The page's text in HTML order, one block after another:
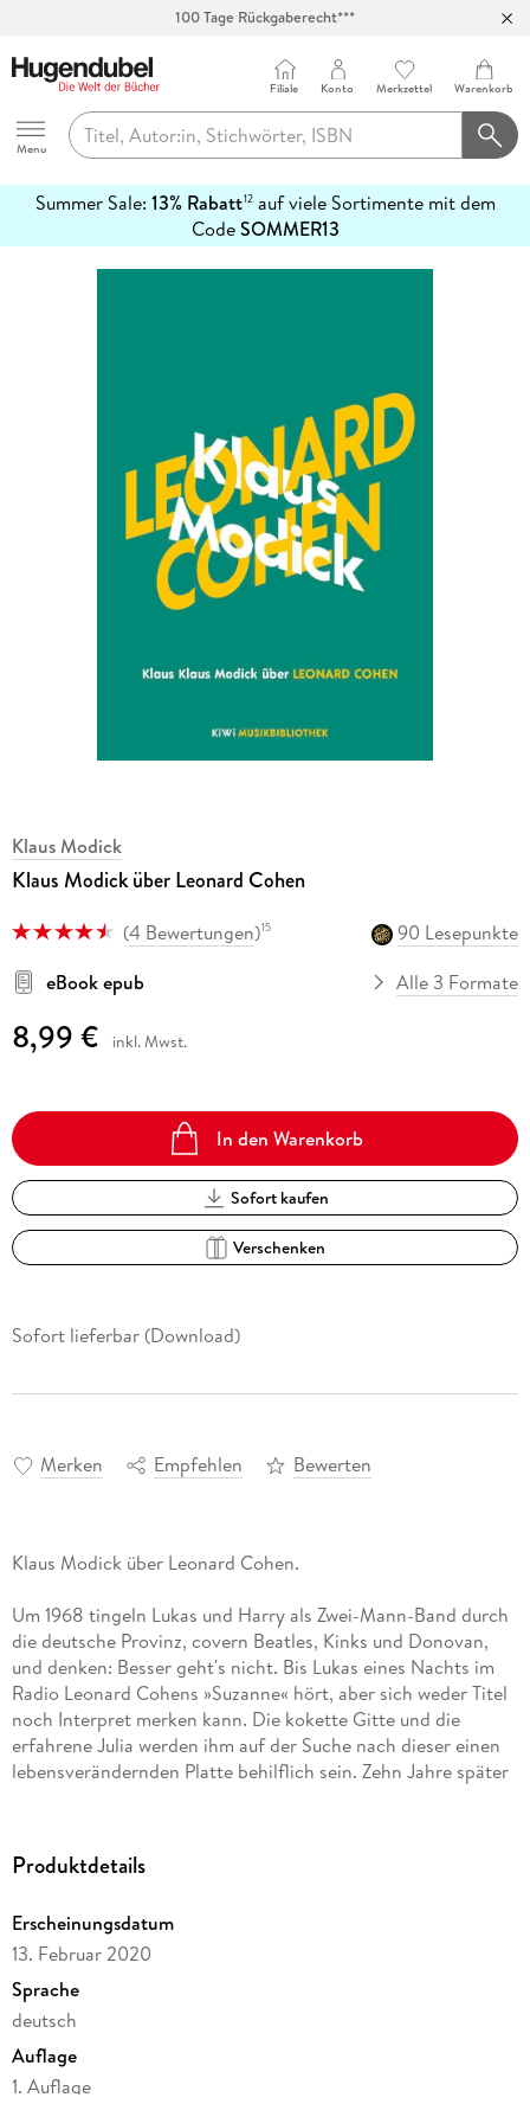
100 Tage Rückgaberecht***
Hugendubel
Menu
Filiale Konto Merkzettel Warenkorb
Summer Sale: 13% Rabatt12auf viele Sortimente mit dem
CodeSOMMER13
erfahren
Klaus Modick
Klaus Modick über Leonard Cohen
(4 Bewertungen)15
90 Lesepunkte
eBook epub
Alle 3 Formate
8,99 € inkl. Mwst.
In den Warenkorb
Sofort kaufen
Verschenken
Sofort lieferbar (Download)
Merken Empfehlen Bewerten
Klaus Modick über Leonard Cohen.
Um 1968 tingeln Lukas und Harry als Zwei-Mann-Band durch
die deutsche Provinz, covern Beatles, Kinks und Donovan,
und denken: Besser geht's nicht. Bis Lukas eines Nachts im
Radio Leonard Cohens »Suzanne« hört, aber sich weder Titel
noch Interpret merken kann. Die kokette Gitte und die
erfahrene Julia werden ihm auf der Suche nach dieser einen
lebensverändernden Platte behilflich sein. Zehn Jahre später
und trifft dort die mysteriöse Dänin Meret. Doch am Ende
bleiben weder Gitte, Julia noch Meret, am Ende bleibt
Produktdetails
Erscheinungsdatum
13. Februar 2020
Sprache
deutsch
Auflage
1. Auflage